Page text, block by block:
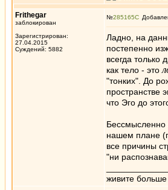
Frithegar
заблокирован
Зарегистрирован:
27.04.2015
Суждений: 5882
№285165
Ладно, на
постепенно
всегда только
как тело - это
"тонких". До
пространстве
что Эго до
Бессмысленно
нашем плане
все причины
"ни
живите больше